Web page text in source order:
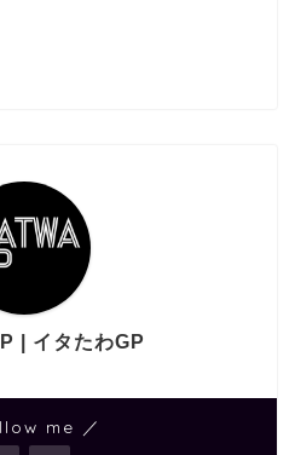
| イタたわGP
me ／